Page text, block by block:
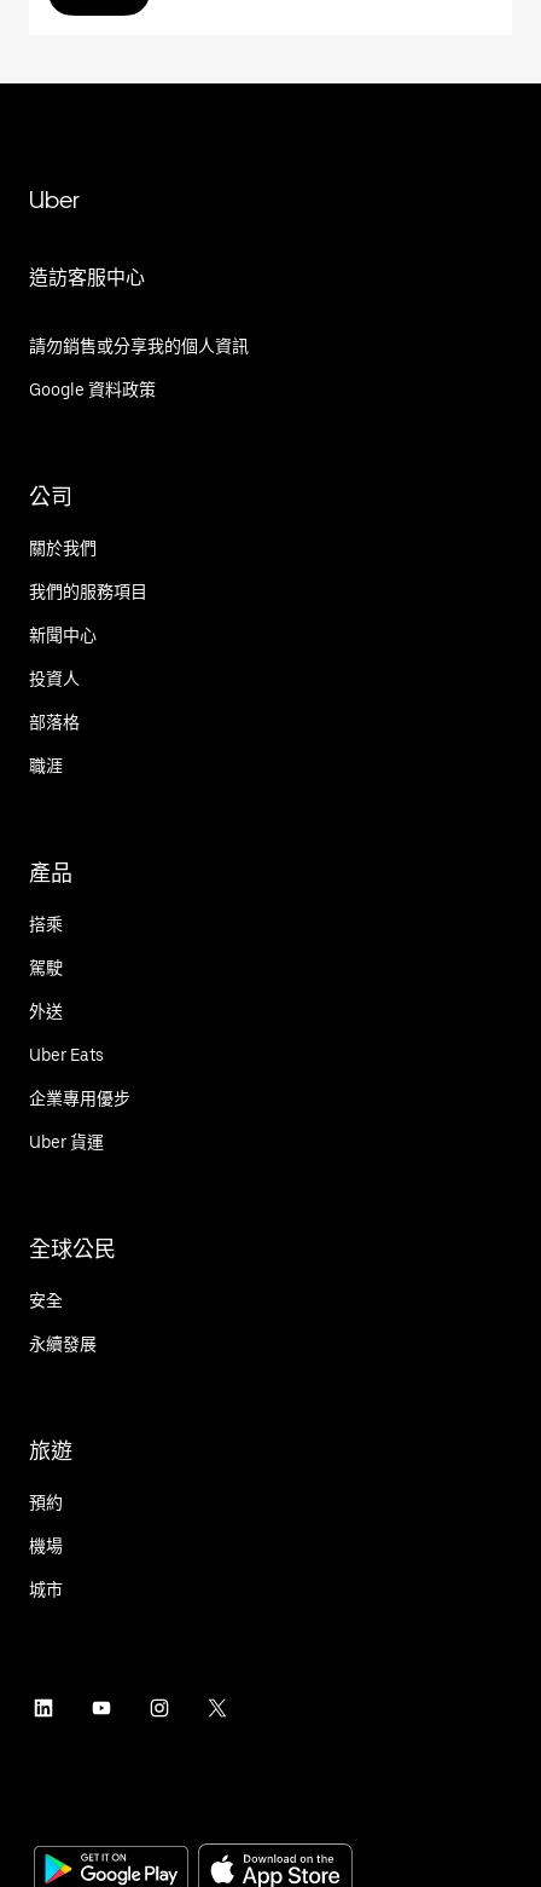
Uber
造訪客服中心
請勿銷售或分享我的個人資訊
Google 資料政策
公司
關於我們
我們的服務項目
新聞中心
投資人
部落格
職涯
產品
搭乘
駕駛
外送
Uber Eats
企業專用優步
Uber 貨運
全球公民
安全
永續發展
旅遊
預約
機場
城市